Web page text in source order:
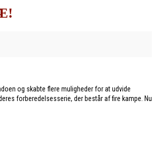
og skabte flere muligheder for at udvide
forberedelsesserie, der består af fire kampe. Nu